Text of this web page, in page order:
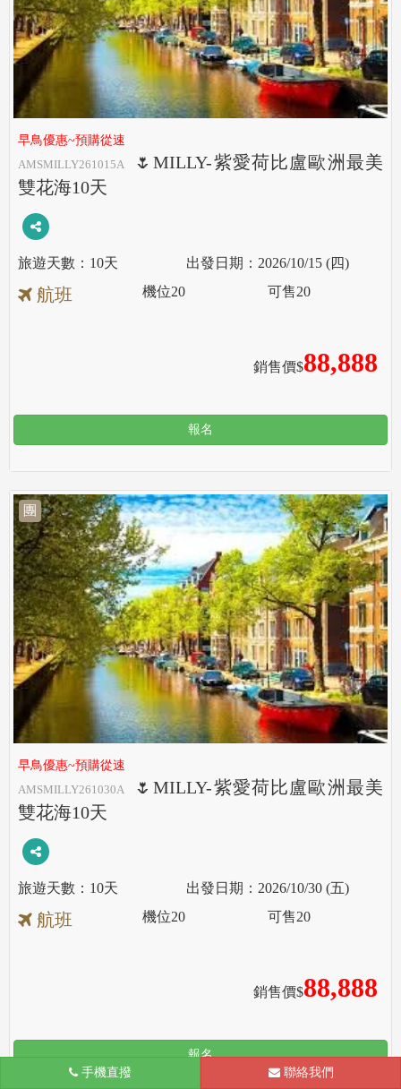
早鳥優惠~預購從速
AMSMILLY261015A
🌷MILLY-紫愛荷比盧歐洲最美
雙花海10天
10天 2026/10/15 (四)
航班
銷售價$88,888
機位20 可售20
報名
團
早鳥優惠~預購從速
AMSMILLY261030A
🌷MILLY-紫愛荷比盧歐洲最美
雙花海10天
10天 2026/10/30 (五)
航班
銷售價$88,888
機位20 可售20
報名
手機直撥
聯絡我們